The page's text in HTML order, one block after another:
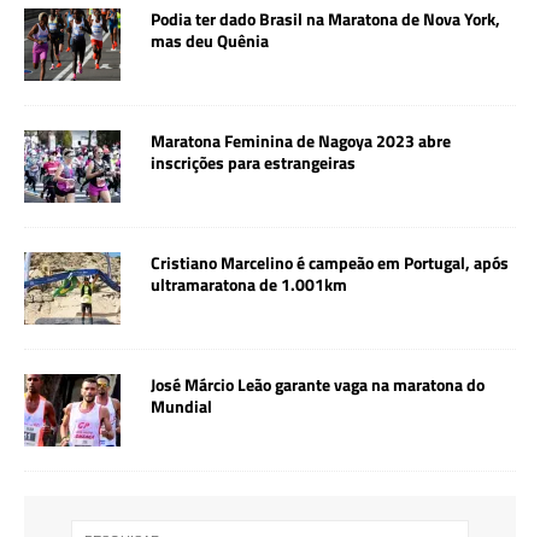
Podia ter dado Brasil na Maratona de Nova York,
mas deu Quênia
Maratona Feminina de Nagoya 2023 abre
inscrições para estrangeiras
Cristiano Marcelino é campeão em Portugal, após
ultramaratona de 1.001km
José Márcio Leão garante vaga na maratona do
Mundial